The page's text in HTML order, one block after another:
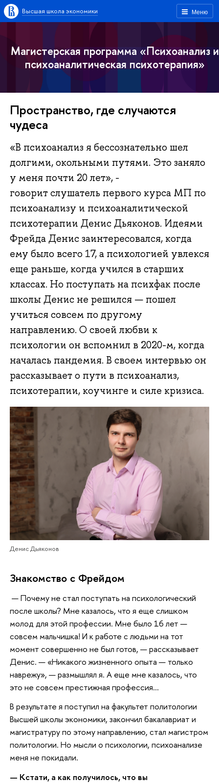
Меню
Высшая школа экономики
Магистерская программа «Психоанализ и
психоаналитическая психотерапия»
Пространство, где случаются
чудеса
«В психоанализ я бессознательно шел
долгими, окольными путями. Это заняло
у меня почти 20 лет», -
говорит слушатель первого курса МП по
психоанализу и психоаналитической
психотерапии Денис Дьяконов. Идеями
Фрейда Денис заинтересовался, когда
ему было всего 17, а психологией увлекся
еще раньше, когда учился в старших
классах. Но поступать на психфак после
школы Денис не решился — пошел
учиться совсем по другому
направлению. О своей любви к
психологии он вспомнил в 2020-м, когда
началась пандемия. В своем интервью он
рассказывает о пути в психоанализ,
психотерапии, коучинге и силе кризиса.
Денис Дьяконов
Знакомство с Фрейдом
— Почему не стал поступать на психологический
после школы? Мне казалось, что я еще слишком
молод для этой профессии. Мне было 16 лет —
совсем мальчишка! И к работе с людьми на тот
момент совершенно не был готов, — рассказывает
Денис. — «Никакого жизненного опыта — только
наврежу», — размышлял я. А еще мне казалось, что
это не совсем престижная профессия...
В результате я поступил на факультет политологии
Высшей школы экономики, закончил бакалавриат и
магистратуру по этому направлению, стал магистром
политологии. Но мысли о психологии, психоанализе
меня не покидали.
— Кстати, а как получилось, что вы